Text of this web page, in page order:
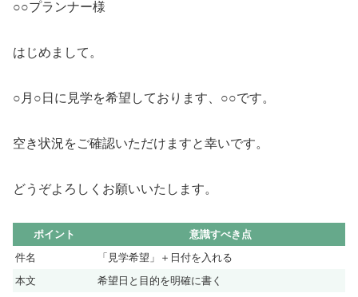
○○プランナー様
はじめまして。
○月○日に見学を希望しております、○○です。
空き状況をご確認いただけますと幸いです。
どうぞよろしくお願いいたします。
ポイント
意識すべき点
件名
「見学希望」＋日付を入れる
本文
希望日と目的を明確に書く